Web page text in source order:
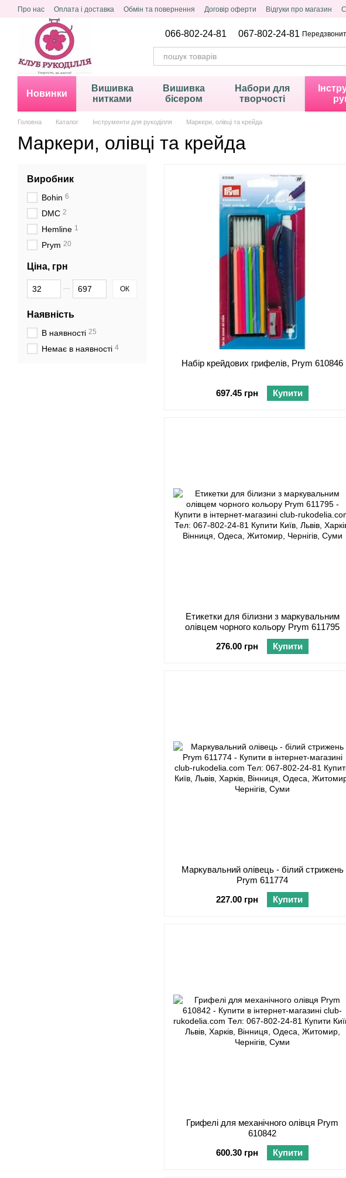
Перейти до основного контенту
Про нас Оплата і доставка Обмін та повернення Договір оферти Відгуки про магазин
Політика конфіденційності
066-802-24-81 067-802-24-81
Новинки
Вишивка
нитками
Вишивка
бісером
Набори для
творчості
Головна Каталог Інструменти для рукоділля Маркери, олівці та крейда
Маркери, олівці та крейда
Набір крейдових грифелів, Prym 610846
697.45 грн Купити
Етикетки для білизни з маркувальним
олівцем чорного кольору Prym 611795
276.00 грн
Купити
Маркувальний олівець - білий стрижень
Prym 611774
227.00 грн
Купити
Грифелі для механічного олівця Prym
610842
600.30 грн
Купити
Виробник
Bohin 6
DMC 2
Hemline 1
Prym 20
Ціна, грн
Від Ціна, грн
До Ціна, грн ОК
Наявність
В наявності 25
Немає в наявності 4